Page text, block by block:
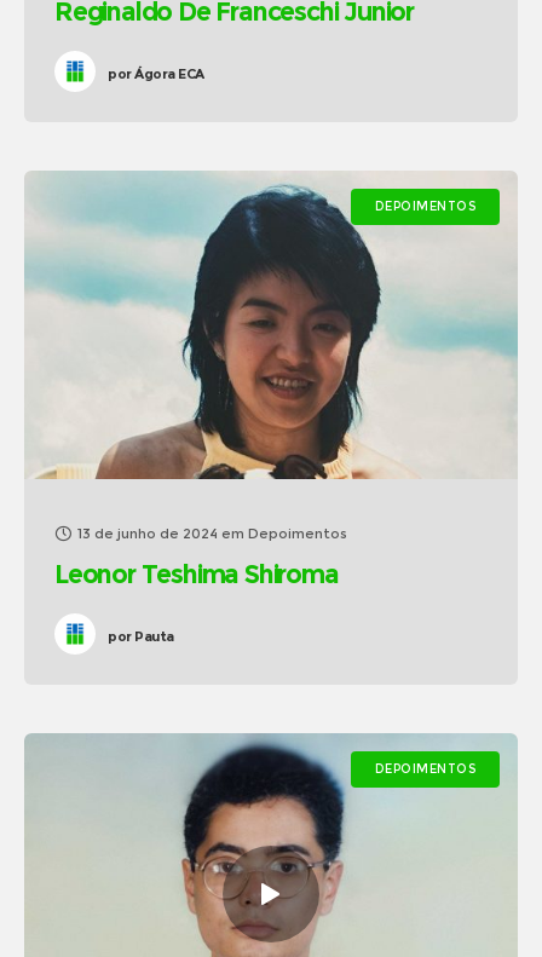
Reginaldo De Franceschi Junior
porÁgora ECA
DEPOIMENTOS
13 de junho de 2024 em Depoimentos
Leonor Teshima Shiroma
porPauta
DEPOIMENTOS